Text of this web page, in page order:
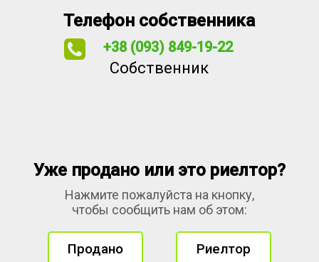
Телефон собственника
+38 (093) 849-19-22
Собственник
Уже продано или это риелтор?
Нажмите пожалуйста на кнопку,
чтобы сообщить нам об этом:
Продано Риелтор